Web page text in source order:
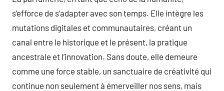
s’efforce de s’adapter avec son temps. Elle intègre les
mutations digitales et communautaires, créant un
canal entre le historique et le présent, la pratique
ancestrale et l’innovation. Sans doute, elle demeure
comme une force stable, un sanctuaire de créativité qui
continue non seulement à émerveiller nos sens, mais